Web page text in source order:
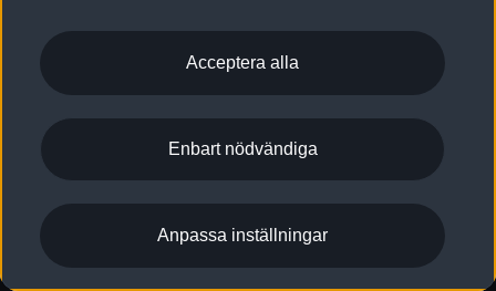
2G/3G nätet stängs ned - Hur påverkas min bil av detta?
Nyhetsbrev
Vårt hållbarhetsarbete
Lediga tjänster huvudkontor
Lediga tjänster hos Audi Återförsäljare
Kommentar till mediauppgifter om dataläcka
Anpassa inställningar för cookies
Visselblåsarkanaler
Acceptera alla
Enbart nödvändiga
Anpassa inställningar